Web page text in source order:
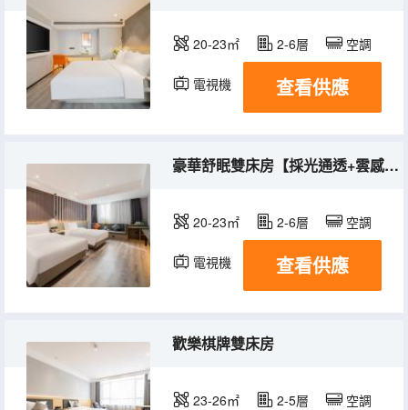
20-23㎡ 2-6層 空調
電視機 查看供應
豪華舒眠雙床房【採光通透+雲感深睡+舒適辦公】
20-23㎡ 2-6層 空調
電視機 查看供應
歡樂棋牌雙床房
23-26㎡ 2-5層 空調